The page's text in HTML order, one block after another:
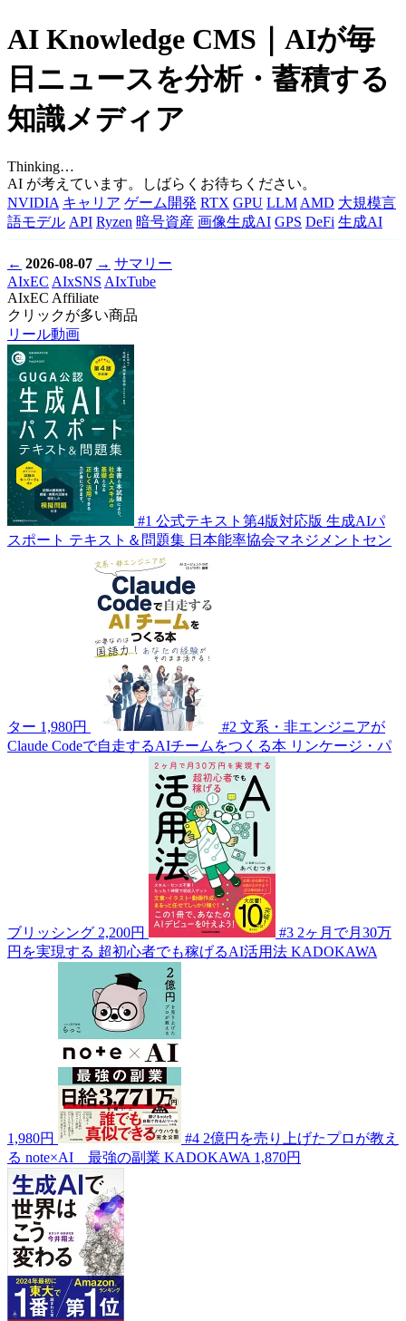
AI Knowledge CMS｜AIが毎
日ニュースを分析・蓄積する
知識メディア
Thinking…
AI が考えています。しばらくお待ちください。
NVIDIA キャリア ゲーム開発 RTX GPU LLMAMD 大規模言
語モデル API Ryzen 暗号資産 画像生成AI GPS DeFi 生成AI
← 2026-08-07 → サマリー
AIxEC AIxSNS AIxTube
AIxEC Affiliate
クリックが多い商品
リール動画
#1 公式テキスト第4版対応版 生成AIパ
スポート テキスト＆問題集 日本能率協会マネジメントセン
ター 1,980円 #2 文系・非エンジニアが
Claude Codeで自走するAIチームをつくる本 リンケージ・パ
ブリッシング 2,200円 #3 2ヶ月で月30万
円を実現する 超初心者でも稼げるAI活用法 KADOKAWA
1,980円 #4 2億円を売り上げたプロが教え
る note×AI 最強の副業 KADOKAWA 1,870円